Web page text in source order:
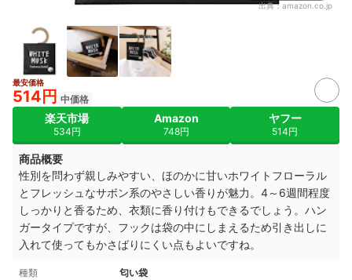
出典： amazon.co.jp
最安価格
514円 中価格
楽天市場
534円
Amazon
748円
ヤフー
514円
商品概要
性別を問わず親しみやすい、ほのかに甘いホワイトフローラル
とフレッシュなサボン系のやさしい香りが魅力。4～6週間程度
しっかりと香るため、衣類に香り付けもできるでしょう。ハン
ガータイプですが、フックは袋の中にしまえるため引き出しに
入れて使ってもかさばりにくい点もよいですね。
種類 匂い袋